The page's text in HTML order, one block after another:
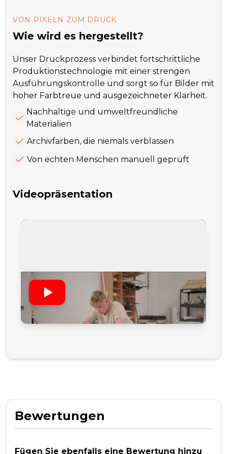
VON PIXELN ZUM DRUCK
Wie wird es hergestellt?
Unser Druckprozess verbindet fortschrittliche
Produktionstechnologie mit einer strengen
Ausführungskontrolle und sorgt so für Bilder mit
hoher Farbtreue und ausgezeichneter Klarheit.
Nachhaltige und umweltfreundliche
Materialien
Archivfarben, die niemals verblassen
Von echten Menschen manuell geprüft
Videopräsentation
Bewertungen
Fügen Sie ebenfalls eine Bewertung hinzu